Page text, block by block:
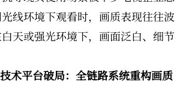
线环境下观看时，画质表现往往波
天或强光环境下，画面泛白、细节
术平台破局：全链路系统重构画质